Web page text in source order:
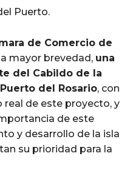
Puerto.
de Comercio de
mayor brevedad, una
del Cabildo de la
del Rosario, con
real de este proyecto, y
de este
y desarrollo de la isla
su prioridad para la